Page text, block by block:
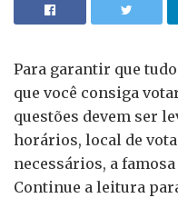
Para garantir que
que você consiga
questões devem ser
horários, local de
necessários, a
Continue a leitura